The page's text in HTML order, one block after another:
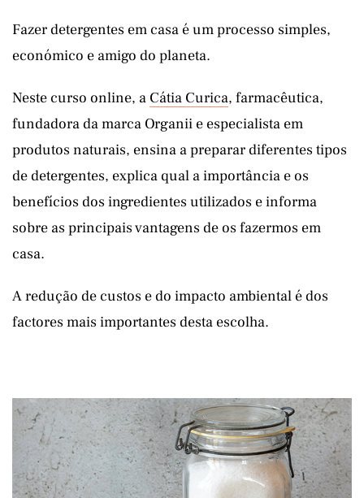
Fazer detergentes em casa é um processo simples,
económico e amigo do planeta.
Neste curso online, a Cátia Curica, farmacêutica,
fundadora da marca Organii e especialista em
produtos naturais, ensina a preparar diferentes tipos
de detergentes, explica qual a importância e os
benefícios dos ingredientes utilizados e informa
sobre as principais vantagens de os fazermos em
casa.
A redução de custos e do impacto ambiental é dos
factores mais importantes desta escolha.